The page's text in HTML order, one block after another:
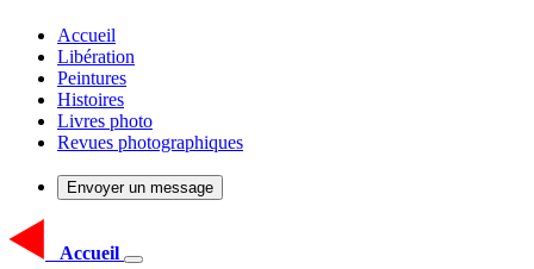
Accueil
Libération
Peintures
Histoires
Livres photo
Revues photographiques
Envoyer un message
Accueil